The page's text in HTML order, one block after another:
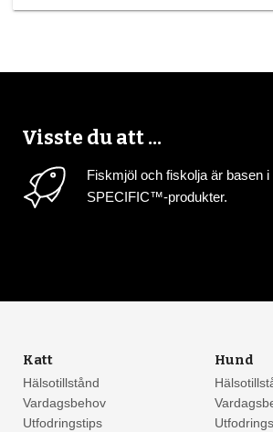
Visste du att ...
Fiskmjöl och fiskolja är basen i
SPECIFIC™-produkter.
Katt
Hälsotillstånd
Vardagsbehov
Utfodringstips
Hund